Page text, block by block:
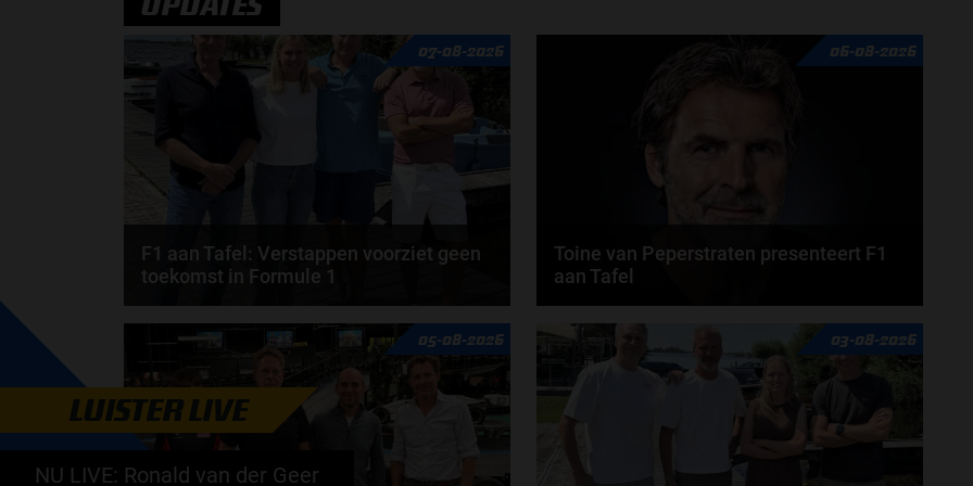
07-08-2026
F1 aan Tafel: Verstappen voorziet geen
toekomst in Formule 1
Max Verstappen wil géén Formule 1-team, de FIA en
de motorfabrikanten zaten niet op één lijn en...
de redactie van Grand Prix Radio
06-08-2026
Toine van Peperstraten presenteert F1
aan Tafel
Rob van Someren, Beitske Visser en Frans
Verschuur schuiven aan in de nieuwe F1 aan Tafel.
Iedere...
door
05-08-2026 03-08-2026
LUISTER LIVE
NU LIVE: Ronald van der Geer